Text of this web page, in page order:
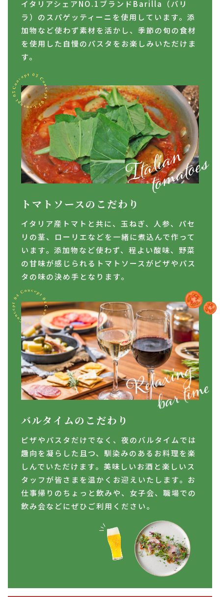
イタリアシェアNO.1ブランドBarilla（バリ
ラ）のスパゲッティーニを使用しています。添
加物など使わず素材を活かし、季節の旬の食材
を使用した自慢のパスタをお楽しみいただけま
す。
トマトソースのこだわり
イタリア産トマトと共に、玉ねぎ、人参、パセ
リの茎、ローリエなどを一緒に煮込んで作って
います。添加物など使わず、程よい酸味、野菜
の甘味が感じられるトマトソースがピザやパス
タの味の決め手となります。
バルタイムのこだわり
ピザやパスタだけでなく、夜のバルタイムでは
趣向を凝らした且つ、馴染みのあるお料理を楽
しんでいただけます。美味しいお酒と楽しいス
タッフが皆さまを温かくお迎えいたします。お
仕事帰りのちょっと飲みや、女子会、職場での
飲み会などにぜひご利用ください。